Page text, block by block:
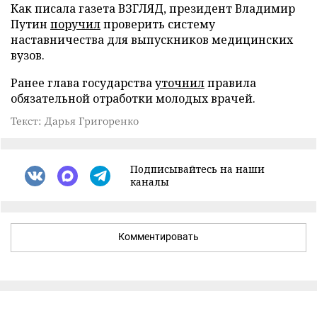
Как писала газета ВЗГЛЯД, президент Владимир
Путин поручилпроверить систему
наставничества для выпускников медицинских
вузов.
Ранее глава государствауточнилправила
обязательной отработки молодых врачей.
Текст: Дарья Григоренко
Подписывайтесь на наши
каналы
Комментировать